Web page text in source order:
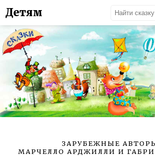
Детям
ЗАРУБЕЖНЫЕ
МАРЧЕЛЛО АРДЖИЛЛИ И